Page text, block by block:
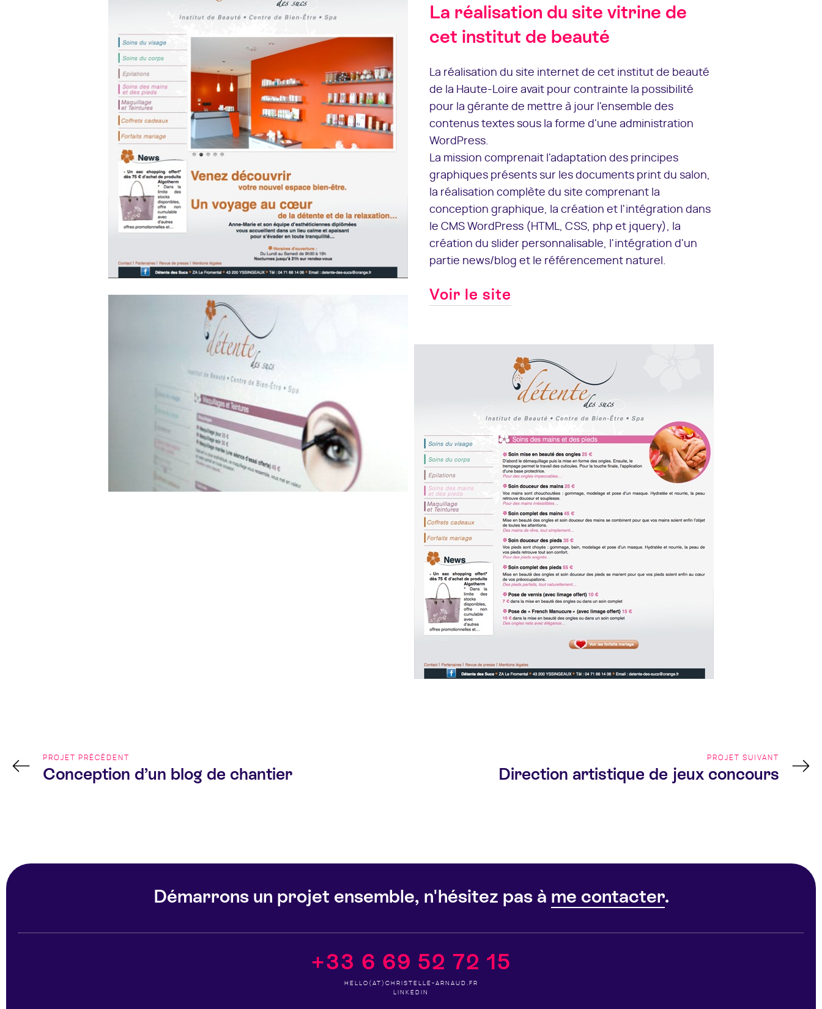
La réalisation du site vitrine de
cet institut de beauté
La réalisation du site internet de cet institut de beauté
de la Haute-Loire avait pour contrainte la possibilité
pour la gérante de mettre à jour l'ensemble des
contenus textes sous la forme d'une administration
WordPress.
La mission comprenait l'adaptation des principes
graphiques présents sur les documents print du salon,
la réalisation complète du site comprenant la
conception graphique, la création et l'intégration dans
le CMS WordPress (HTML, CSS, php et jquery), la
création du slider personnalisable, l'intégration d'un
partie news/blog et le référencement naturel.
Voir le site
l’articlePROJET PRÉCÉDENT
Conception d’un blog de chantier
PROJET SUIVANT
Direction artistique de jeux concours
Démarrons un projet ensemble, n'hésitez pas à me contacter.
+33 6 69 52 72 15
HELLO(AT)CHRISTELLE-ARNAUD.FR
LINKEDIN